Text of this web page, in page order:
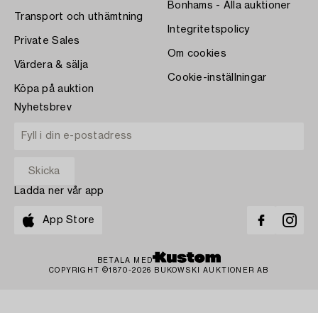
Transport och uthämtning
Private Sales
Värdera & sälja
Köpa på auktion
Bonhams - Alla auktioner
Integritetspolicy
Om cookies
Cookie-inställningar
Nyhetsbrev
Ladda ner vår app
App Store
BETALA MED
COPYRIGHT ©1870-2026 BUKOWSKI AUKTIONER AB